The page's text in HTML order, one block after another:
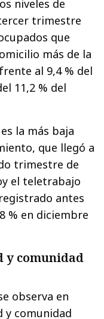
niveles de
trimestre
que
más de la
al 9,4 % del
11,2 % del
la más baja
que llegó a
trimestre de
el teletrabajo
antes
% en diciembre
y comunidad
observa en
y comunidad